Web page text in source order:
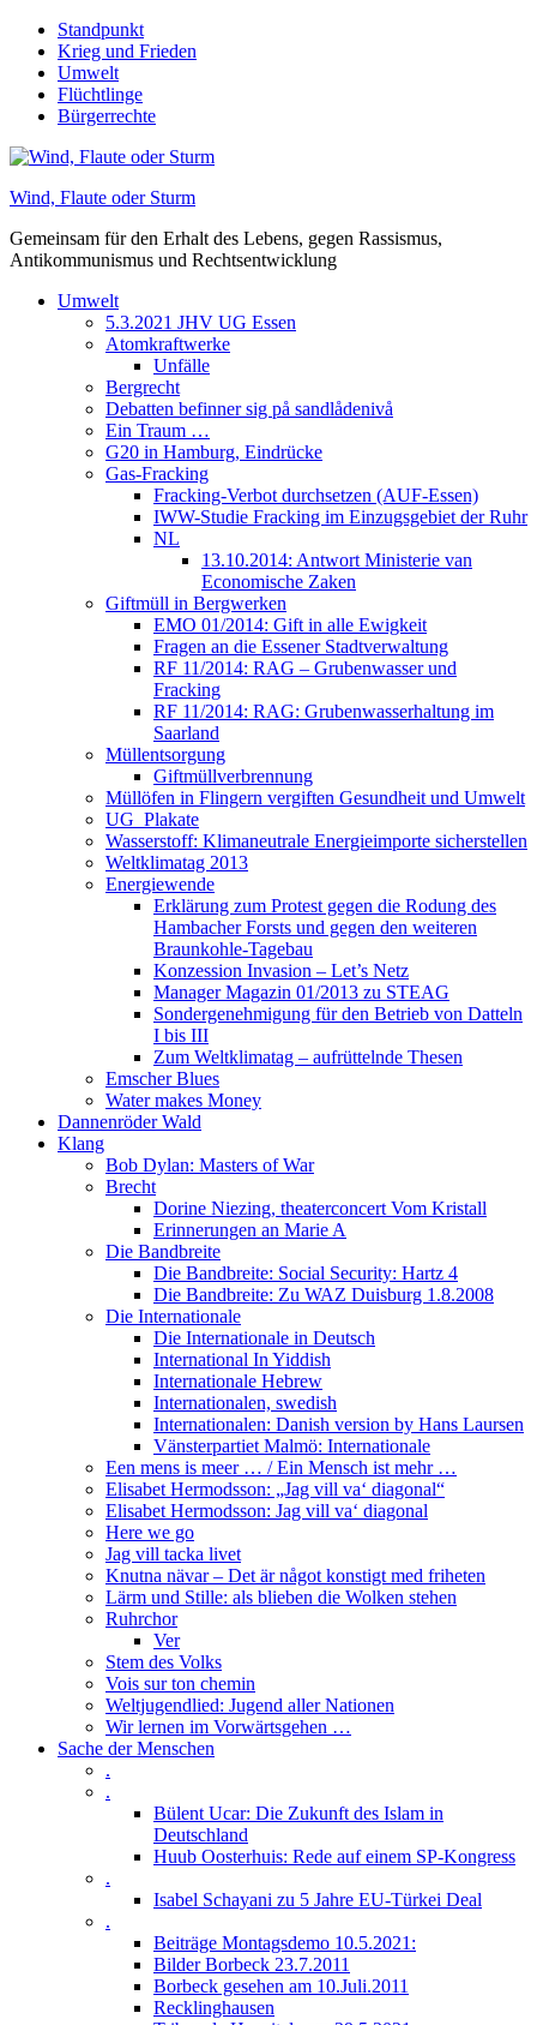
Skip
content
Standpunkt
Krieg und Frieden
Umwelt
Flüchtlinge
Bürgerrechte
Wind, Flaute oder Sturm
Gemeinsam für den Erhalt des Lebens, gegen Rassismus,
Antikommunismus und Rechtsentwicklung
Umwelt
5.3.2021 JHV UG Essen
Atomkraftwerke
Unfälle
Bergrecht
Debatten befinner sig på sandlådenivå
Ein Traum …
G20 in Hamburg, Eindrücke
Gas-Fracking
Fracking-Verbot durchsetzen (AUF-Essen)
IWW-Studie Fracking im Einzugsgebiet der Ruhr
NL
13.10.2014: Antwort Ministerie van
Economische Zaken
Giftmüll in Bergwerken
EMO 01/2014: Gift in alle Ewigkeit
Fragen an die Essener Stadtverwaltung
RF 11/2014: RAG – Grubenwasser und
Fracking
RF 11/2014: RAG: Grubenwasserhaltung im
Saarland
Müllentsorgung
Giftmüllverbrennung
Müllöfen in Flingern vergiften Gesundheit und Umwelt
UG_Plakate
Wasserstoff: Klimaneutrale Energieimporte sicherstellen
Weltklimatag 2013
Energiewende
Erklärung zum Protest gegen die Rodung des
Hambacher Forsts und gegen den weiteren
Braunkohle-Tagebau
Konzession Invasion – Let’s Netz
Manager Magazin 01/2013 zu STEAG
Sondergenehmigung für den Betrieb von Datteln
I bis III
Zum Weltklimatag – aufrüttelnde Thesen
Emscher Blues
Water makes Money
Dannenröder Wald
Klang
Bob Dylan: Masters of War
Brecht
Dorine Niezing, theaterconcert Vom Kristall
Erinnerungen an Marie A
Die Bandbreite
Die Bandbreite: Social Security: Hartz 4
Die Bandbreite: Zu WAZ Duisburg 1.8.2008
Die Internationale
Die Internationale in Deutsch
International In Yiddish
Internationale Hebrew
Internationalen, swedish
Internationalen: Danish version by Hans Laursen
Vänsterpartiet Malmö: Internationale
Een mens is meer … / Ein Mensch ist mehr …
Elisabet Hermodsson: „Jag vill va‘ diagonal“
Elisabet Hermodsson: Jag vill va‘ diagonal
Here we go
Jag vill tacka livet
Knutna nävar – Det är något konstigt med friheten
Lärm und Stille: als blieben die Wolken stehen
Ruhrchor
Ver
Stem des Volks
Vois sur ton chemin
Weltjugendlied: Jugend aller Nationen
Wir lernen im Vorwärtsgehen …
Sache der Menschen
.
.
Bülent Ucar: Die Zukunft des Islam in
Deutschland
Huub Oosterhuis: Rede auf einem SP-Kongress
.
Isabel Schayani zu 5 Jahre EU-Türkei Deal
.
Beiträge Montagsdemo 10.5.2021:
Bilder Borbeck 23.7.2011
Borbeck gesehen am 10.Juli.2011
Recklinghausen